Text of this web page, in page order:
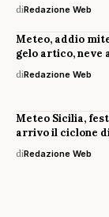
diRedazione Web
Meteo, addio
gelo artico, neve
diRedazione Web
Meteo Sicilia,
arrivo il ciclone
diRedazione Web